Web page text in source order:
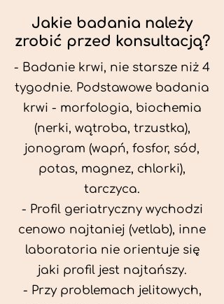
Jakie badania należy
zrobić przed konsultacją?
- Badanie krwi, nie starsze niż 4
tygodnie. Podstawowe badania
krwi - morfologia, biochemia
(nerki, wątroba, trzustka),
jonogram (wapń, fosfor, sód,
potas, magnez, chlorki),
tarczyca.
- Profil geriatryczny wychodzi
cenowo najtaniej (vetlab), inne
laboratoria nie orientuje się
jaki profil jest najtańszy.
- Przy problemach jelitowych,